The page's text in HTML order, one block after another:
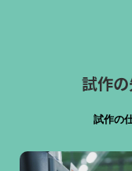
試作
試作の